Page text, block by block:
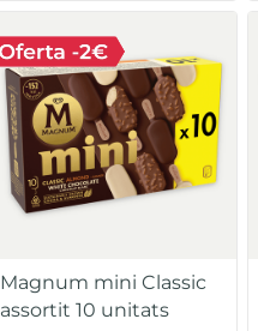
Magnum mini Classic
assortit 10 unitats